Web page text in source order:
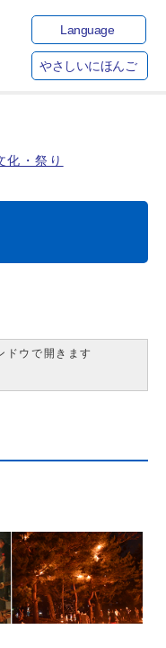
Language
やさしいにほんご
化・祭り
ドウで開きます